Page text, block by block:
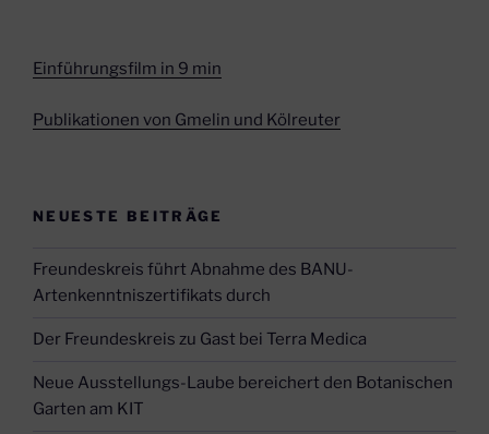
Einführungsfilm in 9 min
Publikationen von Gmelin und Kölreuter
NEUESTE BEITRÄGE
Freundeskreis führt Abnahme des BANU-
Artenkenntniszertifikats durch
Der Freundeskreis zu Gast bei Terra Medica
Neue Ausstellungs-Laube bereichert den Botanischen
Garten am KIT